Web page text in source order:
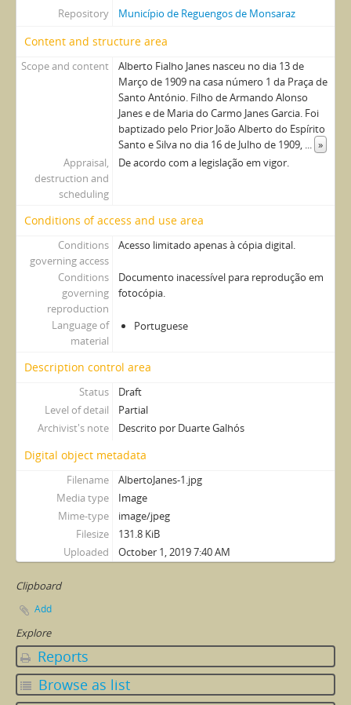
Repository
Município de Reguengos de Monsaraz
Content and structure area
Scope and content
Alberto Fialho Janes nasceu no dia 13 de
Março de 1909 na casa número 1 da Praça de
Santo António. Filho de Armando Alonso
Janes e de Maria do Carmo Janes Garcia. Foi
baptizado pelo Prior João Alberto do Espírito
Santo e Silva no dia 16 de Julho de 1909, ... »
Appraisal,
destruction and
scheduling
De acordo com a legislação em vigor.
Conditions of access and use area
Conditions
governing access
Acesso limitado apenas à cópia digital.
Conditions
governing
reproduction
Documento inacessível para reprodução em
fotocópia.
Language of
material
Portuguese
Description control area
Status
Draft
Level of detail
Partial
Archivist's note
Descrito por Duarte Galhós
Digital object metadata
Filename
AlbertoJanes-1.jpg
Media type
Image
Mime-type
image/jpeg
Filesize
131.8 KiB
Uploaded
October 1, 2019 7:40 AM
Clipboard
Add
Explore
Reports
Browse as list